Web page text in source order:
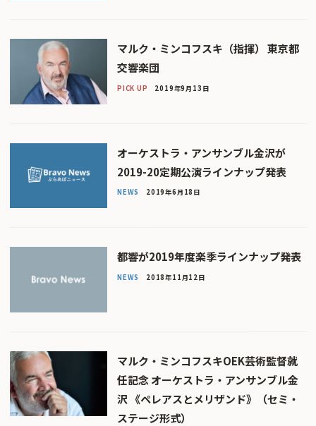
マルク・ミンコフスキ（指揮） 東京都
交響楽団
PICK UP 2019年9月13日
オーケストラ・アンサンブル金沢が
2019-20定期公演ラインナップ発表
NEWS 2019年6月18日
都響が2019年度楽季ラインナップ発表
NEWS 2018年11月12日
マルク・ミンコフスキOEK芸術監督就
任記念 オーケストラ・アンサンブル金
沢 《ペレアスとメリザンド》（セミ・
ステージ形式）